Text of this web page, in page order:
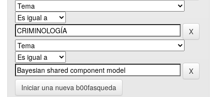
Iniciar una nueva b00fasqueda